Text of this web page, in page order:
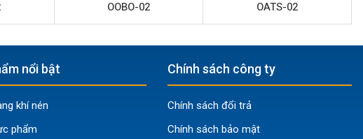
PTFE (Teflon)
PTFE (Teflon)
Inox 316
OOBO-02
OATS-02
nổi bật
khí nén
phẩm
Chính sách công ty
Chính sách đổi trả
Chính sách bảo mật